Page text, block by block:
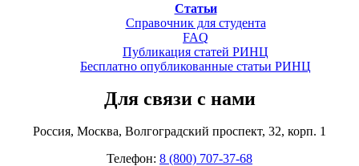
Статьи
Справочник для студента
FAQ
Публикация статей РИНЦ
Бесплатно опубликованные статьи РИНЦ
Для связи с нами
Россия, Москва, Волгоградский проспект, 32, корп. 1
Телефон: 8 (800) 707-37-68